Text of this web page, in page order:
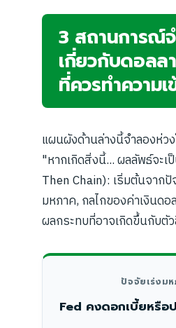
3 สถานการณ์
เกี่ยวกับดอลล
ที่ควรทำความเ
แผนผังด้านล่างนี้จำลองห่ว
"หากเกิดสิ่งนี้... ผลลัพธ์จะเ
Then Chain): เริ่มต้นจากปั
มหภาค, กลไกของค่าเงินดอ
ผลกระทบที่อาจเกิดขึ้นกับตั
ปัจจัยเร่งมห
Fed คงดอกเบี้ยหรือ